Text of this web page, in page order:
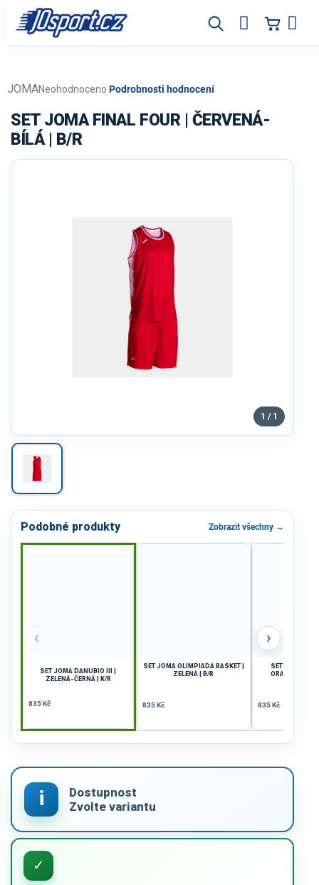
obsah
Průměrné
produktu
je
0,0
Neohodnoceno Podrobnosti hodnocení
JOMA
SET JOMA FINAL FOUR | ČERVENÁ-
BÍLÁ | B/R
1 / 1
Podobné produkty Zobrazit všechny →
‹
SET JOMA DANUBIO III |
ZELENÁ-ČERNÁ | K/R
835 Kč
SET JOMA OLIMPIADA BASKET |
ZELENÁ | B/R
835 Kč
SET JOMA
ORANŽOVÁ-
835 Kč
›